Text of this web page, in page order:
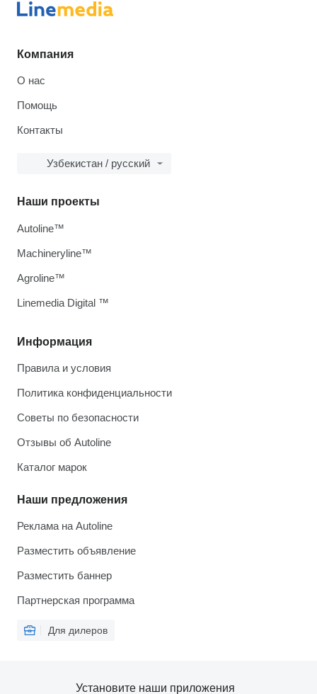
Компания
О нас
Помощь
Контакты
Узбекистан / русский
Информация
Правила и условия
Политика конфиденциальности
Советы по безопасности
Отзывы об Autoline
Каталог марок
Наши предложения
Реклама на Autoline
Разместить объявление
Разместить баннер
Партнерская программа
Для дилеров
Наши проекты
Autoline™
Machineryline™
Agroline™
Linemedia Digital ™
Установите наши приложения